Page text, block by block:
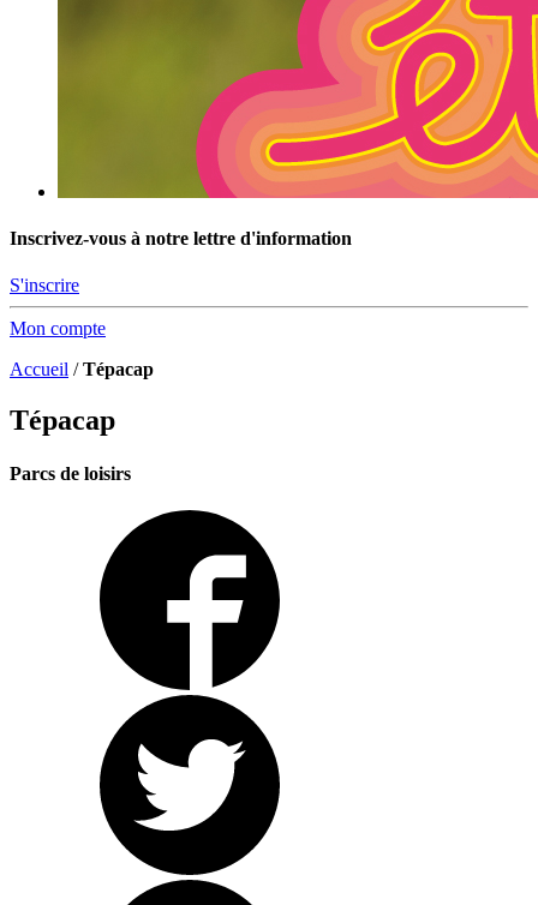
Inscrivez-vous à notre lettre d'information
S'inscrire
Mon compte
Accueil /Tépacap
Tépacap
Parcs de loisirs